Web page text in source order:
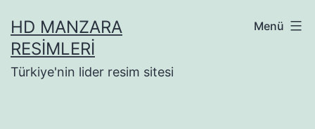
geçHD MANZARA
RESIMLERI
Türkiye'nin lider resim sitesi
Menü